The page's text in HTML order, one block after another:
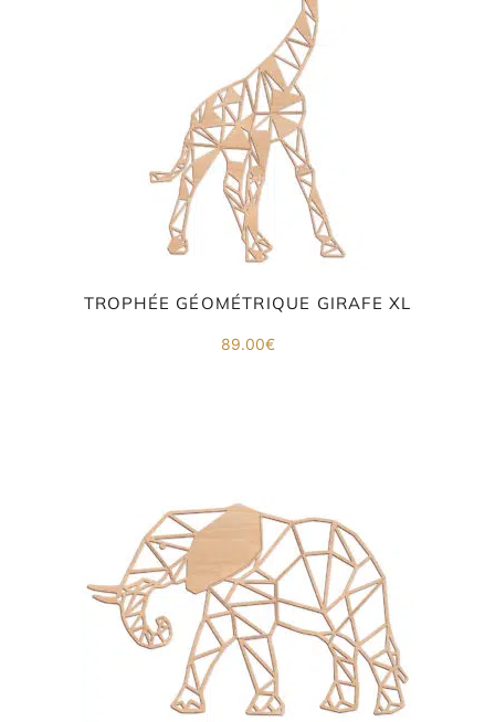
TROPHÉE GÉOMÉTRIQUE GIRAFE XL
89.00€